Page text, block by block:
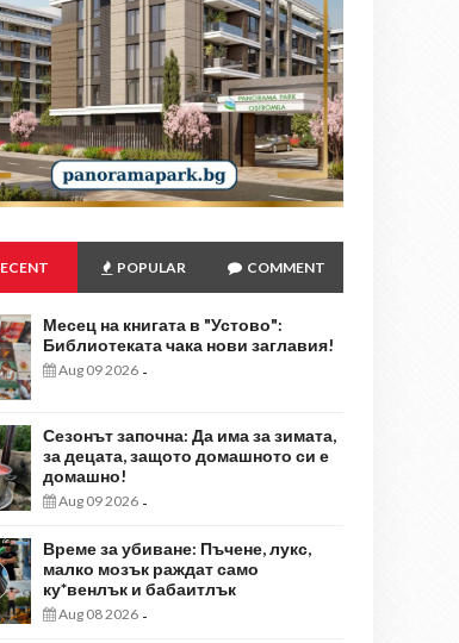
POPULAR COMMENT
Месец на книгата в "Устово":
Библиотеката чака нови заглавия!
Aug 09 2026 -
Сезонът започна: Да има за зимата,
за децата, защото домашното си е
домашно!
Aug 09 2026 -
Време за убиване: Пъчене, лукс,
малко мозък раждат само
ку*венлък и бабаитлък
Aug 08 2026 -